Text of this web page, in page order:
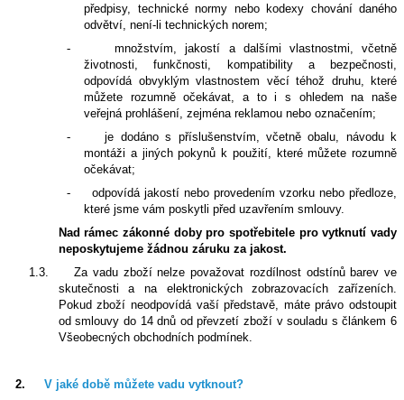
předpisy, technické normy nebo kodexy chování daného
odvětví, není-li technických norem;
-
množstvím, jakostí a dalšími vlastnostmi, včetně
životnosti, funkčnosti, kompatibility a bezpečnosti,
odpovídá obvyklým vlastnostem věcí téhož druhu, které
můžete rozumně očekávat, a to i s ohledem na naše
veřejná prohlášení, zejména reklamou nebo označením;
-
je dodáno s příslušenstvím, včetně obalu, návodu k
montáži a jiných pokynů k použití, které můžete rozumně
očekávat;
-
odpovídá jakostí nebo provedením vzorku nebo předloze,
které jsme vám poskytli před uzavřením smlouvy.
Nad rámec zákonné doby pro spotřebitele pro vytknutí vady
neposkytujeme žádnou záruku za jakost.
1.3.
Za vadu zboží nelze považovat rozdílnost odstínů barev ve
skutečnosti a na elektronických zobrazovacích zařízeních.
Pokud zboží neodpovídá vaší představě, máte právo odstoupit
od smlouvy do 14 dnů od převzetí zboží v souladu s článkem 6
Všeobecných obchodních podmínek.
2.
V jaké době můžete vadu vytknout?